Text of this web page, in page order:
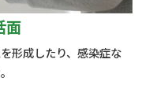
面
形成したり、感染症な